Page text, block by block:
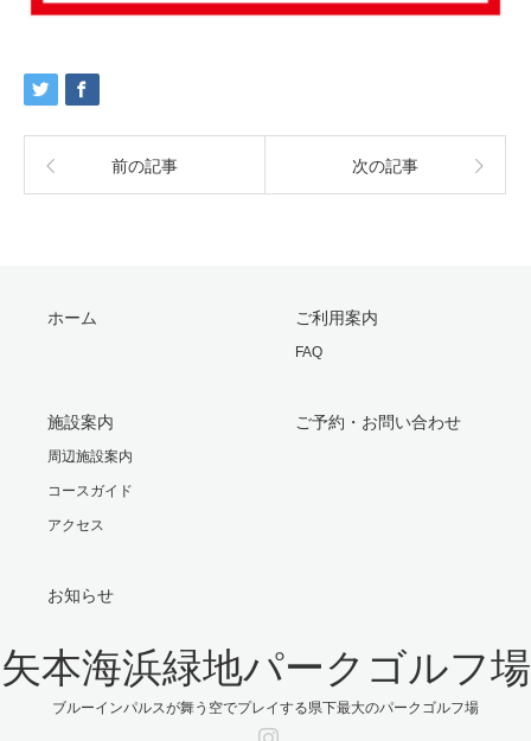
前の記事 次の記事
ホーム ご利用案内
FAQ
施設案内
周辺施設案内
コースガイド
アクセス
ご予約・お問い合わせ
お知らせ
矢本海浜緑地パークゴルフ場
ブルーインパルスが舞う空でプレイする県下最大のパークゴルフ場